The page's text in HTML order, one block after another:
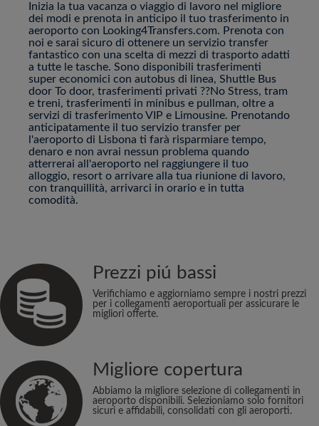
Inizia la tua vacanza o viaggio di lavoro nel migliore
dei modi e prenota in anticipo il tuo trasferimento in
aeroporto con Looking4Transfers.com. Prenota con
noi e sarai sicuro di ottenere un servizio transfer
fantastico con una scelta di mezzi di trasporto adatti
a tutte le tasche. Sono disponibili trasferimenti
super economici con autobus di linea, Shuttle Bus
door To door, trasferimenti privati ??No Stress, tram
e treni, trasferimenti in minibus e pullman, oltre a
servizi di trasferimento VIP e Limousine. Prenotando
anticipatamente il tuo servizio transfer per
l'aeroporto di Lisbona ti farà risparmiare tempo,
denaro e non avrai nessun problema quando
atterrerai all'aeroporto nel raggiungere il tuo
alloggio, resort o arrivare alla tua riunione di lavoro,
con tranquillità, arrivarci in orario e in tutta
comodità.
Prezzi piú bassi
Verifichiamo e aggiorniamo sempre i nostri prezzi
per i collegamenti aeroportuali per assicurare le
migliori offerte.
Migliore copertura
Abbiamo la migliore selezione di collegamenti in
aeroporto disponibili. Selezioniamo solo fornitori
sicuri e affidabili, consolidati con gli aeroporti.